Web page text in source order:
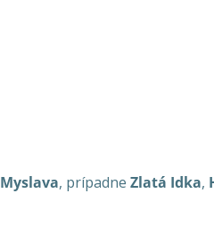
Myslava, prípadne Zlatá Idka,